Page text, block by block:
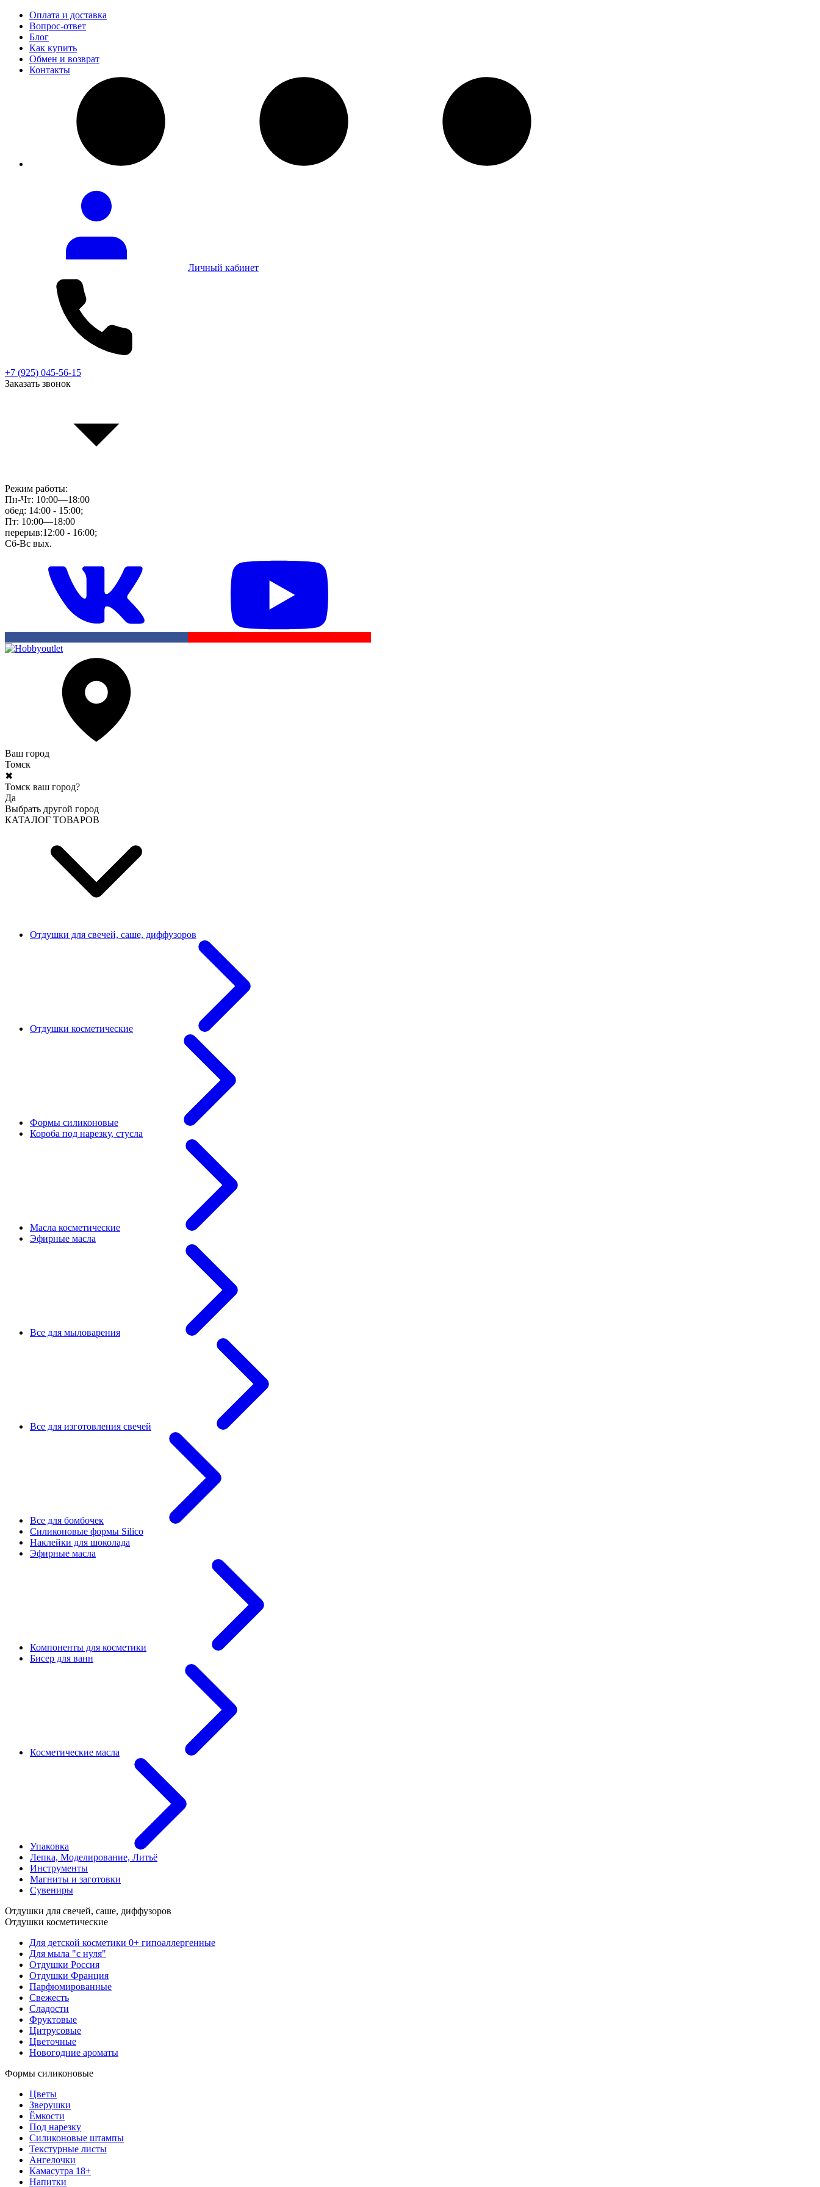
Оплата и доставка
Вопрос-ответ
Блог
Как купить
Обмен и возврат
Контакты
Личный кабинет
+7 (925) 045-56-15
Заказать звонок
Режим работы:
Пн-Чт: 10:00—18:00
обед: 14:00 - 15:00;
Пт: 10:00—18:00
перерыв:12:00 - 16:00;
Сб-Вс вых.
Ваш город
Томск
✖
Томск ваш город?
Да
Выбрать другой город
КАТАЛОГ ТОВАРОВ
Отдушки для свечей, саше, диффузоров
Отдушки косметические
Формы силиконовые
Короба под нарезку, стусла
Масла косметические
Эфирные масла
Все для мыловарения
Все для изготовления свечей
Все для бомбочек
Силиконовые формы Silico
Наклейки для шоколада
Эфирные масла
Компоненты для косметики
Бисер для ванн
Косметические масла
Упаковка
Лепка, Моделирование, Литьё
Инструменты
Магниты и заготовки
Сувениры
Отдушки для свечей, саше, диффузоров
Отдушки косметические
Для детской косметики 0+ гипоаллергенные
Для мыла "с нуля"
Отдушки Россия
Отдушки Франция
Парфюмированные
Свежесть
Сладости
Фруктовые
Цитрусовые
Цветочные
Новогодние ароматы
Формы силиконовые
Цветы
Зверушки
Ёмкости
Под нарезку
Силиконовые штампы
Текстурные листы
Ангелочки
Камасутра 18+
Напитки